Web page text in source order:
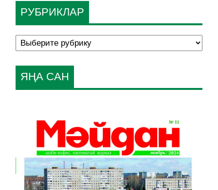
РУБРИКЛАР
ЯҢА САН